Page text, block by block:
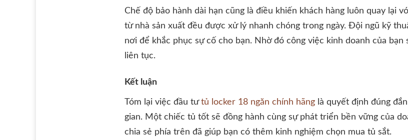
Chế độ bảo hành dài hạn cũng là điều khiến khách hàng luôn quay lại
từ nhà sản xuất đều được xử lý nhanh chóng trong ngày. Đội ngũ kỹ
nơi để khắc phục sự cố cho bạn. Nhờ đó công việc kinh doanh của
liên tục.
Kết luận
Tóm lại việc đầu tưtủ locker 18 ngăn chính hãng là quyết định đúng
gian. Một chiếc tủ tốt sẽ đồng hành cùng sự phát triển bền vững của
chia sẻ phía trên đã giúp bạn có thêm kinh nghiệm chọn mua tủ sắt.